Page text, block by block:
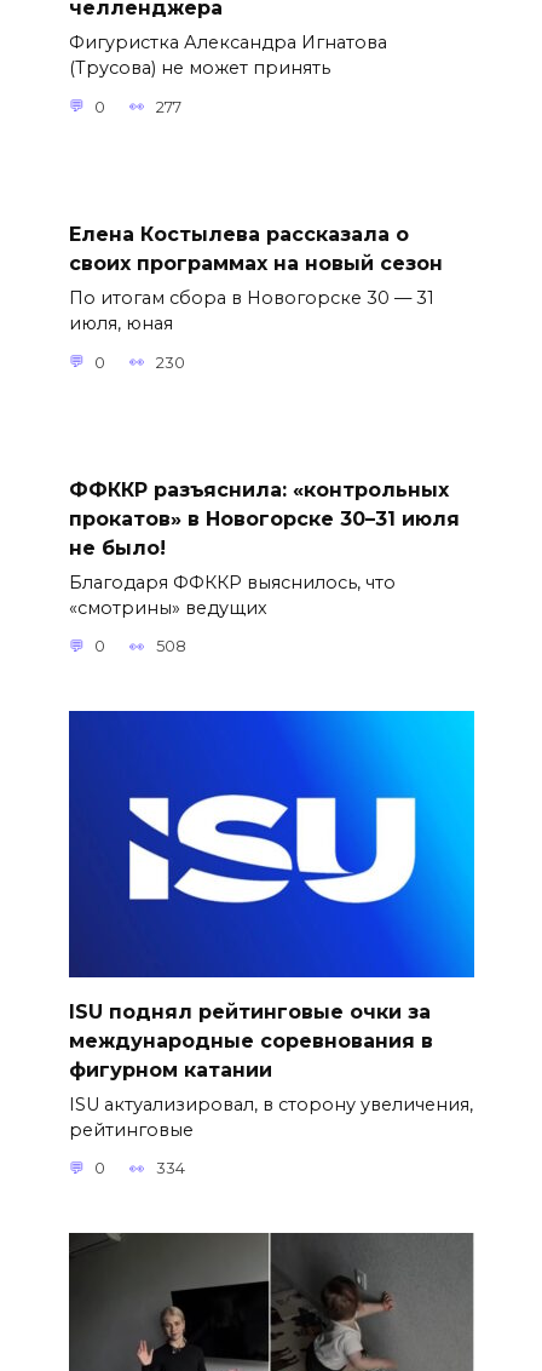
челленджера
Фигуристка Александра Игнатова
(Трусова) не может принять
0 277
Елена Костылева рассказала о
своих программах на новый сезон
По итогам сбора в Новогорске 30 — 31
июля, юная
0 230
ФФККР разъяснила: «контрольных
прокатов» в Новогорске 30–31 июля
не было!
Благодаря ФФККР выяснилось, что
«смотрины» ведущих
0 508
ISU поднял рейтинговые очки за
международные соревнования в
фигурном катании
ISU актуализировал, в сторону увеличения,
рейтинговые
0 334